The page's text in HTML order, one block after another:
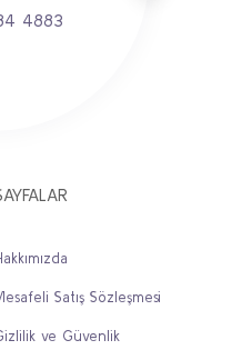
4883
Satış Sözleşmesi
ve Güvenlik